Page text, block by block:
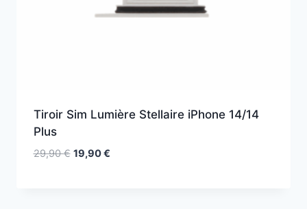
Tiroir Sim Lumière Stellaire iPhone 14/14
Plus
29,90€ 19,90€